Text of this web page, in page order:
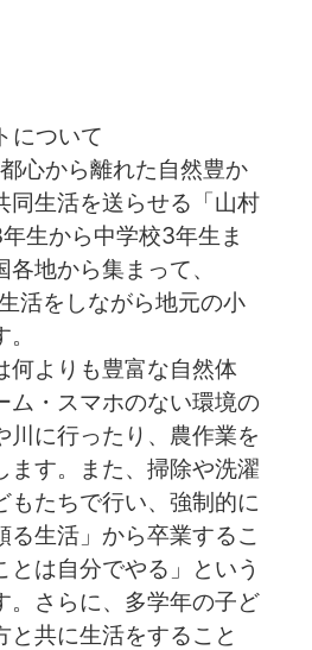
について
心から離れた自然豊か
同生活を送らせる「山村
生から中学校3年生ま
地から集まって、
活をしながら地元の小
何よりも豊富な自然体
ム・スマホのない環境の
川に行ったり、農作業を
ます。また、掃除や洗濯
もたちで行い、強制的に
る生活」から卒業するこ
とは自分でやる」という
。️さらに、多学年の子ど
と共に生活をすること